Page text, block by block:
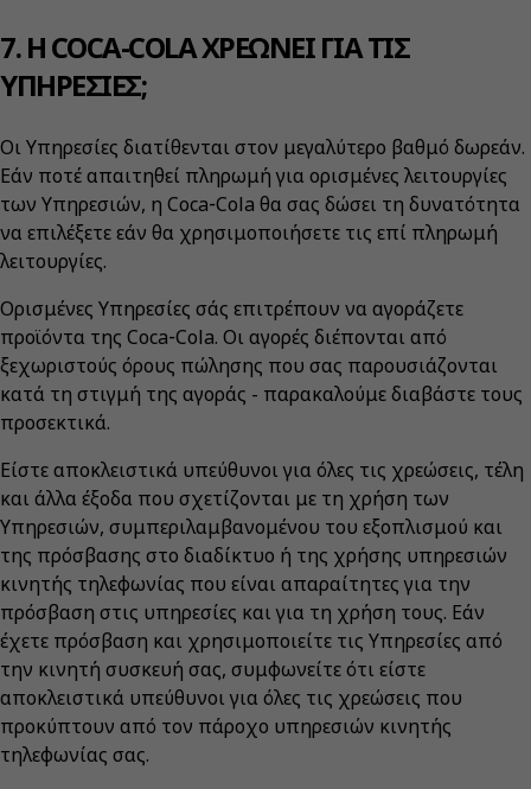
7. Η COCA-COLA ΧΡΕΩΝΕΙ ΓΙΑ ΤΙΣ
ΥΠΗΡΕΣΙΕΣ;
Οι Υπηρεσίες διατίθενται στον μεγαλύτερο βαθμό δωρεάν.
Εάν ποτέ απαιτηθεί πληρωμή για ορισμένες λειτουργίες
των Υπηρεσιών, η Coca‑Cola θα σας δώσει τη δυνατότητα
να επιλέξετε εάν θα χρησιμοποιήσετε τις επί πληρωμή
λειτουργίες.
Ορισμένες Υπηρεσίες σάς επιτρέπουν να αγοράζετε
προϊόντα της Coca‑Cola. Οι αγορές διέπονται από
ξεχωριστούς όρους πώλησης που σας παρουσιάζονται
κατά τη στιγμή της αγοράς - παρακαλούμε διαβάστε τους
προσεκτικά.
Είστε αποκλειστικά υπεύθυνοι για όλες τις χρεώσεις, τέλη
και άλλα έξοδα που σχετίζονται με τη χρήση των
Υπηρεσιών, συμπεριλαμβανομένου του εξοπλισμού και
της πρόσβασης στο διαδίκτυο ή της χρήσης υπηρεσιών
κινητής τηλεφωνίας που είναι απαραίτητες για την
πρόσβαση στις υπηρεσίες και για τη χρήση τους. Εάν
έχετε πρόσβαση και χρησιμοποιείτε τις Υπηρεσίες από
την κινητή συσκευή σας, συμφωνείτε ότι είστε
αποκλειστικά υπεύθυνοι για όλες τις χρεώσεις που
προκύπτουν από τον πάροχο υπηρεσιών κινητής
τηλεφωνίας σας.